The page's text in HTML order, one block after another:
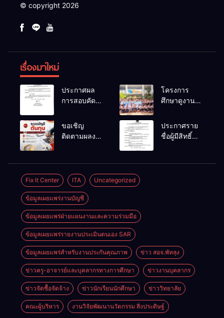
© copyright 2026
เรื่องมาใหม่
ประกาศผล
การสอบคัด
ลูกจ้าง
ชั่วคราว
รถยนต์
โครงการ
ศึกษาดูงาน
การของ
นักเรียนระดับ
ปวช.๑ แผนก
เทคโนโลยี
ขอเชิญ
ติดตามผลงาน
บัญชี
ประกาศราย
ชื่อผู้มีสิทธิ์
Fix It Center ITA Uncategorized
ข้อมูลเผยแพร่งานบัญชี
ข้อมูลเผยแพร่ฝ่ายแผนงานและความร่วมมือ
ข้อมูลเผยแพร่รายงานประเมินตนเอง SAR
ข้อมูลเผยแพร่สำหรับงานประกันคุณภาพ ข่าว สอจ.พัทลุง
ข่าวครู-อาจารย์และบุคลากรทางการศึกษา ข่าวงานบุคลากร
ข่าวจัดซื้อจัดจ้าง ข่าวนักเรียนนักศึกษา ข่าววิทยาลัย
คณะผู้บริหาร งานวิจัยพัฒนานวัตกรรม สิ่งประดิษฐ์